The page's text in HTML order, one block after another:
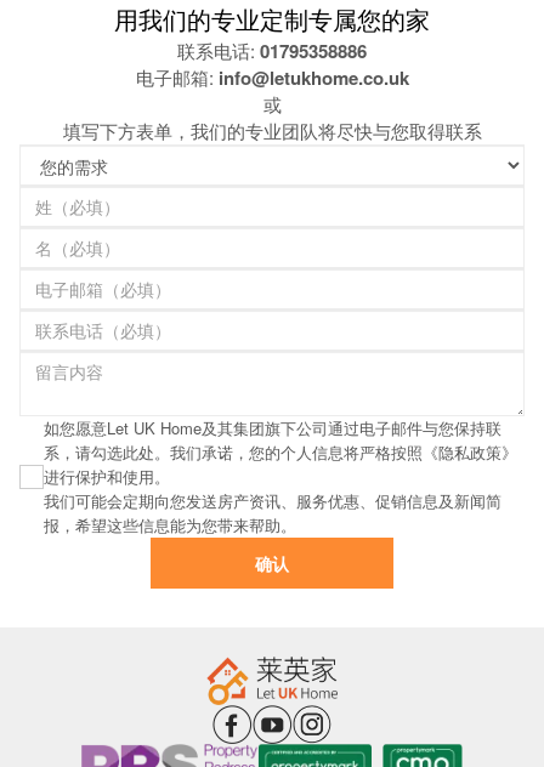
用我们的专业定制专属您的家
联系电话: 01795358886
电子邮箱: info@letukhome.co.uk
或
填写下方表单，我们的专业团队将尽快与您取得联系
如您愿意Let UK Home及其集团旗下公司通过电子邮件与您保持联
系，请勾选此处。我们承诺，您的个人信息将严格按照《隐私政策》
进行保护和使用。
我们可能会定期向您发送房产资讯、服务优惠、促销信息及新闻简
报，希望这些信息能为您带来帮助。
确认